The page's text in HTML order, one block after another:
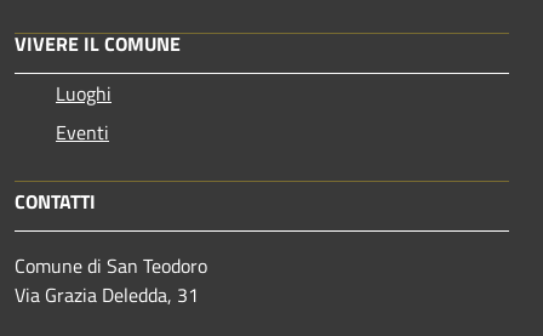
VIVERE IL COMUNE
Luoghi
Eventi
CONTATTI
Comune di San Teodoro
Via Grazia Deledda, 31